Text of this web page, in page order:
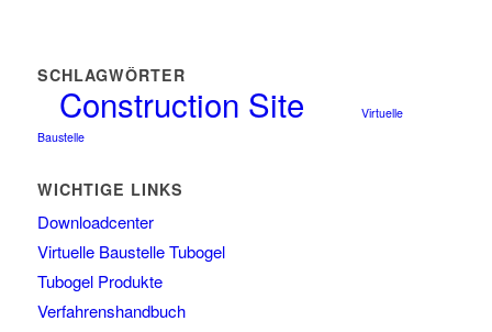
SCHLAGWÖRTER
Construction Site
Virtuelle
Baustelle
WICHTIGE LINKS
Downloadcenter
Virtuelle Baustelle Tubogel
Tubogel Produkte
Verfahrenshandbuch